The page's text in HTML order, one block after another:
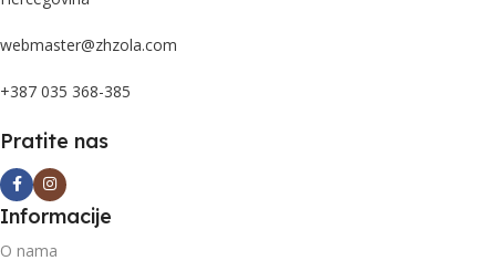
webmaster@zhzola.com
+387 035 368-385
Pratite nas
Informacije
O nama